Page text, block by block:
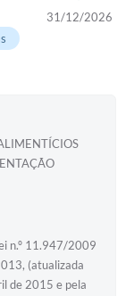
31/12/2026
n.º 11.947/2009
(atualizada
de 2015 e pela